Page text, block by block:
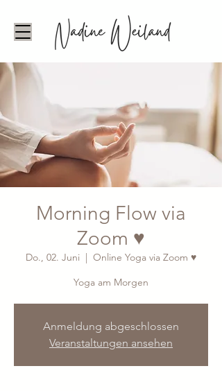
Morning Flow via
Zoom ♥
Do., 02. Juni
  |
Online Yoga via Zoom ♥
Yoga am Morgen
Anmeldung abgeschlossen
Veranstaltungen ansehen